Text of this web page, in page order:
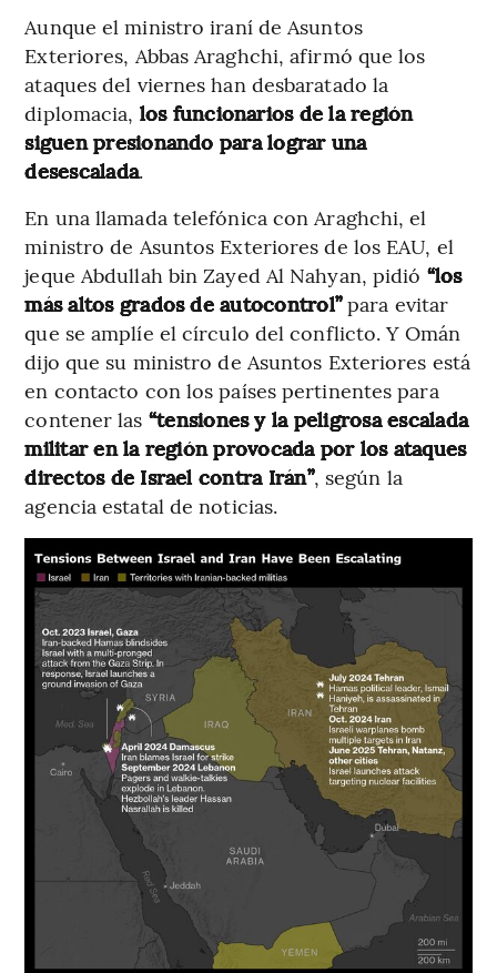
Aunque el ministro iraní de Asuntos
Exteriores, Abbas Araghchi, afirmó que los
ataques del viernes han desbaratado la
diplomacia, los funcionarios de la región
siguen presionando para lograr una
desescalada.
En una llamada telefónica con Araghchi, el
ministro de Asuntos Exteriores de los EAU, el
jeque Abdullah bin Zayed Al Nahyan, pidió “los
más altos grados de autocontrol”para evitar
que se amplíe el círculo del conflicto. Y Omán
dijo que su ministro de Asuntos Exteriores está
en contacto con los países pertinentes para
contener las “tensiones y la peligrosa escalada
militar en la región provocada por los ataques
directos de Israel contra Irán”, según la
agencia estatal de noticias.